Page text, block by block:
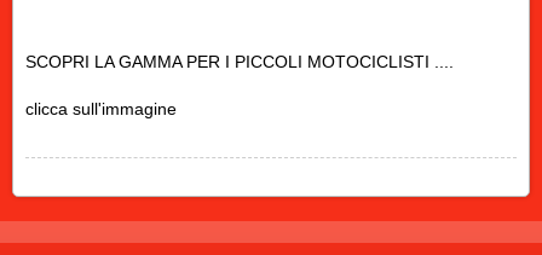
SCOPRI LA GAMMA PER I PICCOLI MOTOCICLISTI ....
clicca sull'immagine